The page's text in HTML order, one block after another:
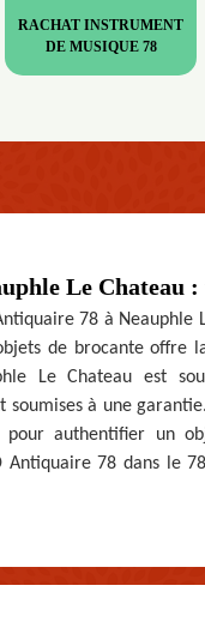
RACHAT INSTRUMENT
DE MUSIQUE 78
Le Chateau
78 à Neauphle
de brocante offre
Le Chateau est
à une
authentifier un
Antiquaire 78 dans le